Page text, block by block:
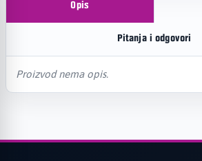
Opis
Pitanja i odgovori
Proizvod nema opis.